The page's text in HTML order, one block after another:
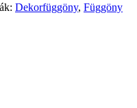
Dekorfüggöny, Függöny